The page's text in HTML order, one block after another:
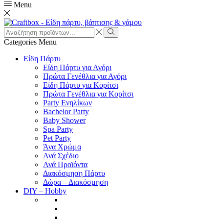
Menu
Search
input
Search
Categories Menu
Είδη Πάρτυ
Είδη Πάρτυ για Αγόρι
Πρώτα Γενέθλια για Αγόρι
Είδη Πάρτυ για Κορίτσι
Πρώτα Γενέθλια για Κορίτσι
Party Ενηλίκων
Bachelor Party
Baby Shower
Spa Party
Pet Party
Άνα Χρώμα
Ανά Σχέδιο
Ανά Προϊόντα
Διακόσμηση Πάρτυ
Δώρα – Διακόσμηση
DIY – Hobby